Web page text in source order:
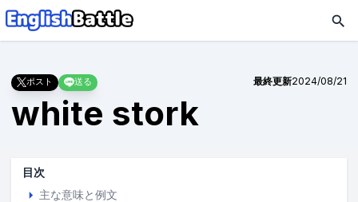
ポスト 送る 最終更新2024/08/21
white stork
目次
主な意味と例文